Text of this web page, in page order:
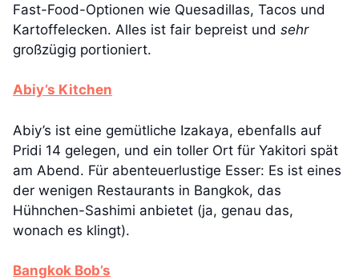
Fast-Food-Optionen wie Quesadillas, Tacos und
Kartoffelecken. Alles ist fair bepreist und sehr
großzügig portioniert.
Abiy’s Kitchen
Abiy’s ist eine gemütliche Izakaya, ebenfalls auf
Pridi 14 gelegen, und ein toller Ort für Yakitori spät
am Abend. Für abenteuerlustige Esser: Es ist eines
der wenigen Restaurants in Bangkok, das
Hühnchen-Sashimi anbietet (ja, genau das,
wonach es klingt).
Bangkok Bob’s